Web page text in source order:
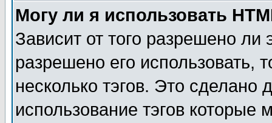
Могу ли я использовать
Зависит от того разрешено
разрешено его использовать,
несколько тэгов. Это сделано
использование тэгов